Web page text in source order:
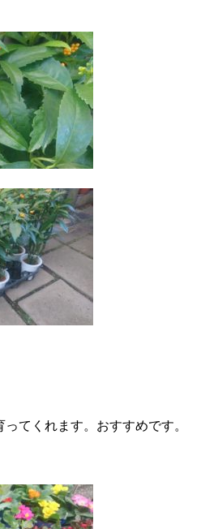
てくれます。おすすめです。